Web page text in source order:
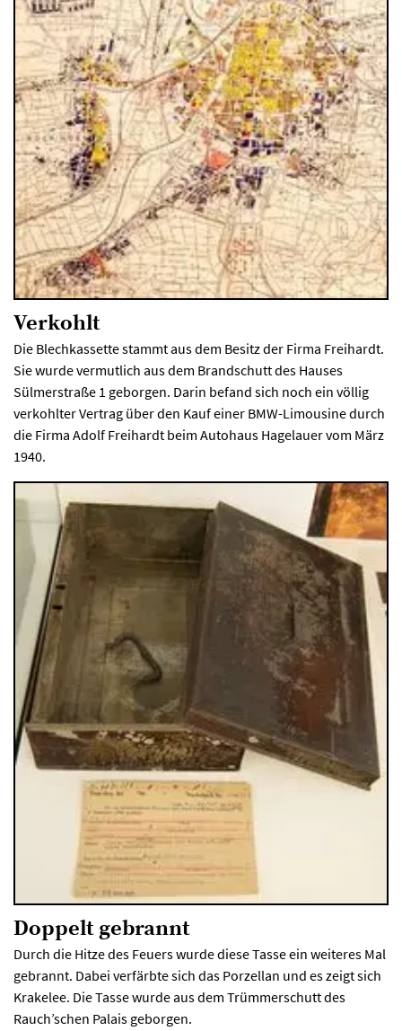
Verkohlt
Die Blechkassette stammt aus dem Besitz der Firma Freihardt.
Sie wurde vermutlich aus dem Brandschutt des Hauses
Sülmerstraße 1 geborgen. Darin befand sich noch ein völlig
verkohlter Vertrag über den Kauf einer BMW-Limousine durch
die Firma Adolf Freihardt beim Autohaus Hagelauer vom März
1940.
Doppelt gebrannt
Durch die Hitze des Feuers wurde diese Tasse ein weiteres Mal
gebrannt. Dabei verfärbte sich das Porzellan und es zeigt sich
Krakelee. Die Tasse wurde aus dem Trümmerschutt des
Rauch’schen Palais geborgen.